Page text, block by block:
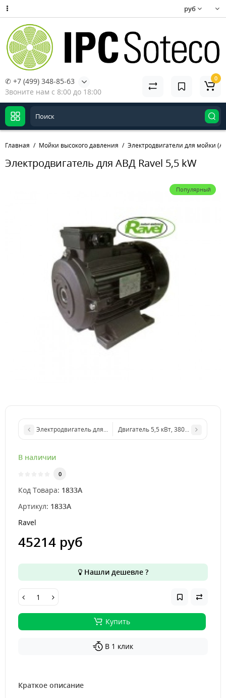
руб
✆ +7 (499) 348-85-63
Звоните нам с 8:00 до 18:00
0
Главная Мойки высокого давления Электродвигатели для мойки
Электродвигатель для АВД Ravel 5,5 kW
Популярный
Электродвигатель для АВД Ravel 5,5 kWДвигатель 5,5 кВт, 380B H112
В наличии
0
Код Товара: 1833А
Артикул: 1833А
Ravel
45214 руб
Нашли дешевле ?
Купить
В 1 клик
Краткое описание